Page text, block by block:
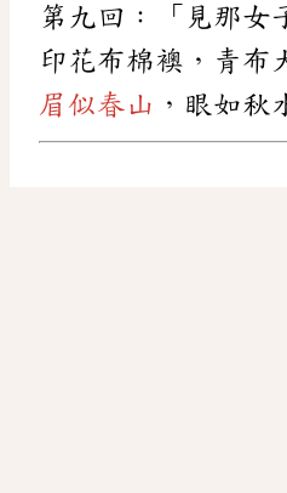
第九回：「見那女
印花布棉襖，青布
眉似春山 ，眼如秋